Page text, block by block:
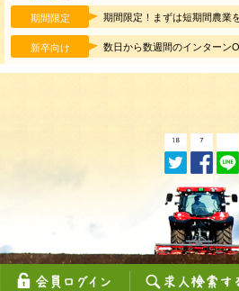
期間限定 期間限定！まずは短期間農業
新卒向け 数日から数週間のインターン